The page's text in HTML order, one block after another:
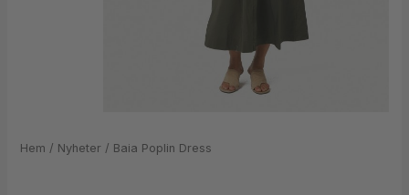
Hem / Nyheter/ Baia Poplin Dress